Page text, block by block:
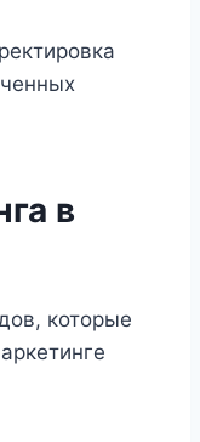
в
которые